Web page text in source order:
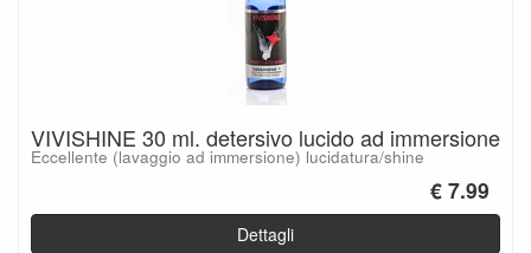
VIVISHINE 30 ml. detersivo lucido ad immersione
Eccellente (lavaggio ad immersione) lucidatura/shine
€ 7.99
Dettagli